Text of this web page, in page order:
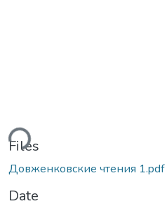
Files
Довженковские чтения 1.pdf
Date